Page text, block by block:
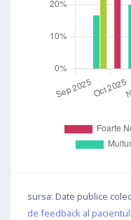
sursa: Date publice
de feedback al